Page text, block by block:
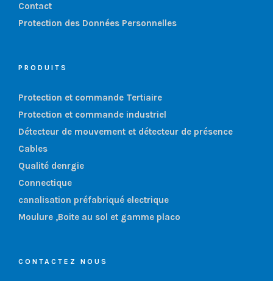
Contact
Protection des Données Personnelles
PRODUITS
Protection et commande Tertiaire
Protection et commande industriel
Détecteur de mouvement et détecteur de présence
Cables
Qualité denrgie
Connectique
canalisation préfabriqué electrique
Moulure ,Boite au sol et gamme placo
CONTACTEZ NOUS